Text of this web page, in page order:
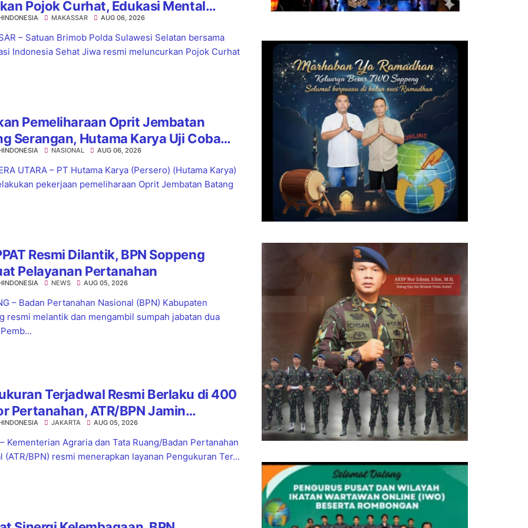
Pojok Curhat, Edukasi Mental
Anti-Bullying
MAKASSAR AUG 06, 2026
– Satuan Brimob Polda Sulawesi Selatan bersama
Indonesia Sehat Jiwa resmi meluncurkan Pojok Curhat
Pemeliharaan Oprit Jembatan
Serangan, Hutama Karya Uji Coba
di KM 55 Tol Binjai–Langsa
NASIONAL AUG 06, 2026
UTARA – PT Hutama Karya (Persero) (Hutama Karya)
pekerjaan pemeliharaan Oprit Jembatan Batang
Resmi Dilantik, BPN Soppeng
Pelayanan Pertanahan
NEWS AUG 05, 2026
– Badan Pertanahan Nasional (BPN) Kabupaten
resmi melantik dan mengambil sumpah jabatan dua
Terjadwal Resmi Berlaku di 400
Pertanahan, ATR/BPN Jamin
Layanan Maksimal 7 Hari
JAKARTA AUG 05, 2026
Kementerian Agraria dan Tata Ruang/Badan Pertanahan
(ATR/BPN) resmi menerapkan layanan Pengukuran Ter...